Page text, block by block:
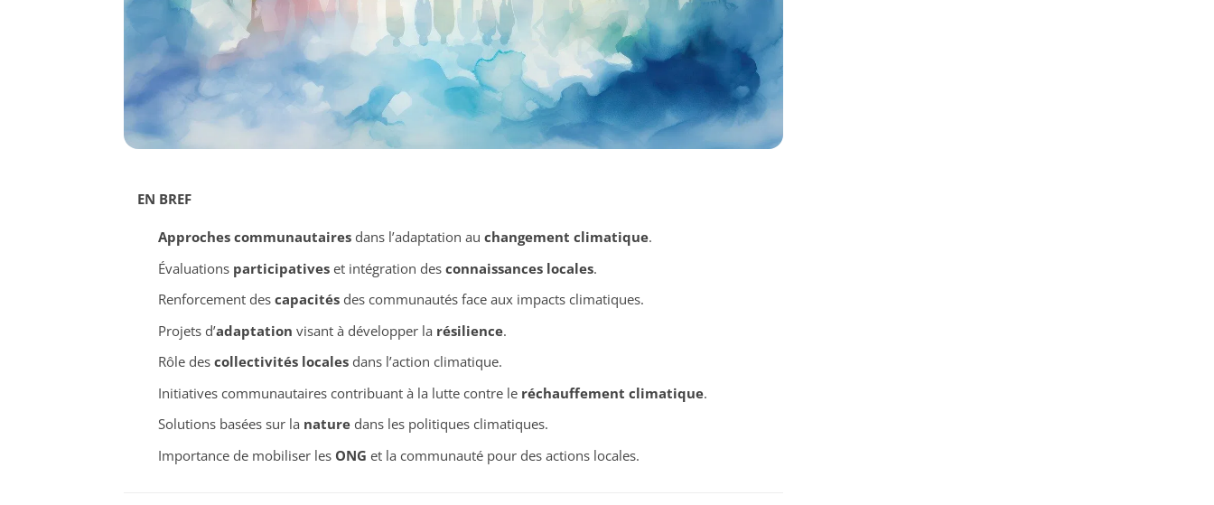
EN BREF
Approches communautairesdans l’adaptation au changement climatique.
Évaluations participativeset intégration des connaissances locales.
Renforcement des capacitésdes communautés face aux impacts climatiques.
Projets d’adaptation visant à développer la résilience.
Rôle des collectivités localesdans l’action climatique.
Initiatives communautaires contribuant à la lutte contre le réchauffement climatique.
Solutions basées sur la naturedans les politiques climatiques.
Importance de mobiliser les ONG et la communauté pour des actions locales.